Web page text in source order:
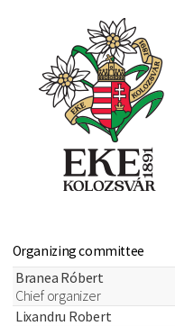
Organizing committee
Branea Róbert
Chief organizer
Lixandru Robert